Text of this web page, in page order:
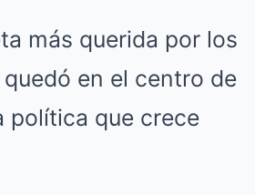
más querida por los
en el centro de
política que crece